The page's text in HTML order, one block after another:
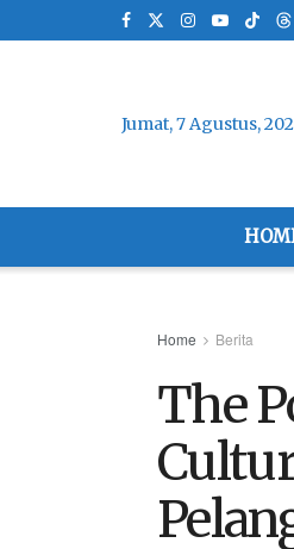
Jumat, 7 Agustus,
Home Berita
The